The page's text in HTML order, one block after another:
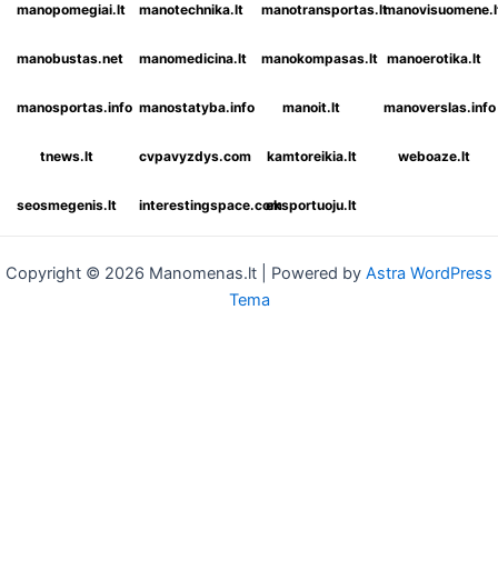
manopomegiai.lt manotechnika.lt manotransportas.lt
manobustas.net manomedicina.lt manokompasas.lt manoerotika.lt
manosportas.info manostatyba.info manoit.lt manoverslas.info
tnews.lt cvpavyzdys.com kamtoreikia.lt weboaze.lt
seosmegenis.lt interestingspace.comeksportuoju.lt
Copyright © 2026 Manomenas.lt | Powered by Astra WordPress
Tema